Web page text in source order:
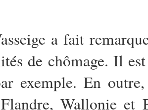
a fait
de chômage. Il
exemple. En
Wallonie et